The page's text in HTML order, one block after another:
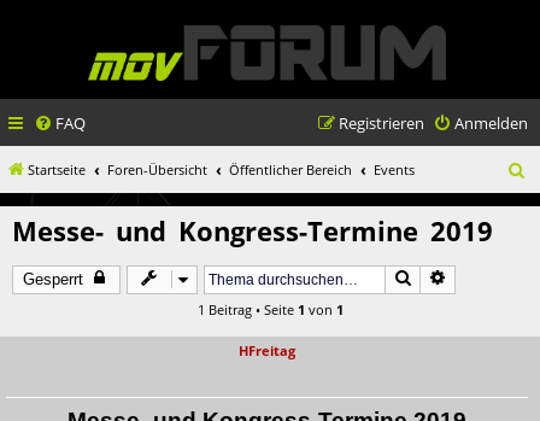
FAQ Anmelden
Registrieren
Startseite Foren-Übersicht Öffentlicher Bereich Events
u
Messe- und Kongress-Termine 2019
Gesperrt Suche
1 Beitrag • Seite 1 von 1
HFreitag